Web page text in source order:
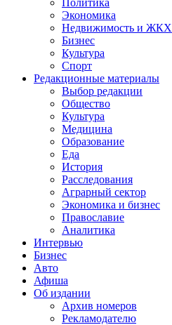
Политика
Экономика
Недвижимость и ЖКХ
Бизнес
Культура
Спорт
Редакционные материалы
Выбор редакции
Общество
Культура
Медицина
Образование
Еда
История
Расследования
Аграрный сектор
Экономика и бизнес
Православие
Аналитика
Интервью
Бизнес
Авто
Афиша
Об издании
Архив номеров
Рекламодателю